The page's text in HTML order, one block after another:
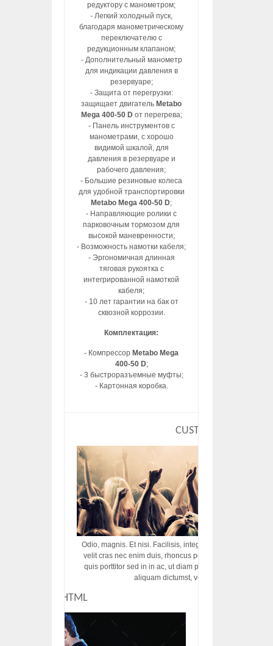
редуктору с манометром;
- Легкий холодный пуск,
благодаря манометрическому
переключателю с
редукционным клапаном;
- Дополнительный манометр
для индикации давления в
резервуаре;
- Защита от перегрузки:
защищает двигатель Metabo
Mega 400-50 D от перегрева;
- Панель инструментов с
манометрами, с хорошо
видимой шкалой, для
давления в резервуаре и
рабочего давления;
- Большие резиновые колеса
для удобной транспортировки
Metabo Mega 400-50 D;
- Направляющие ролики с
парковочным тормозом для
высокой маневренности;
- Возможность намотки кабеля;
- Эргономичная длинная
тяговая рукоятка с
интегрированной намоткой
кабеля;
- 10 лет гарантии на бак от
сквозной коррозии.
Комплектация:
- Компрессор Metabo Mega
400-50 D;
- 3 быстроразъемные муфты;
- Картонная коробка.
CUSTOM HTML
Odio, magnis. Et nisi. Facilisis, integer! Risus augue! Non
velit cras nec enim duis, rhoncus porttitor ac vut rhoncus
quis porttitor sed in in ac, ut diam porttitor odio nunc
aliquam dictumst, vel amet tincidunt
CUSTOM HTML